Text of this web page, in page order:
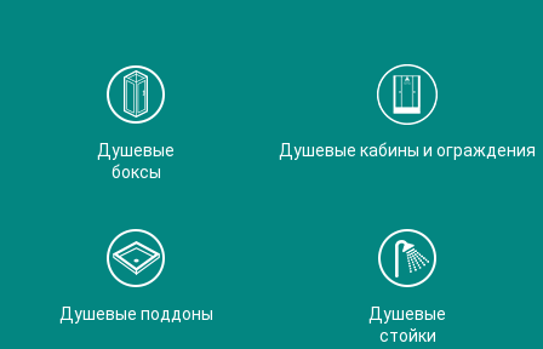
Душевые
боксы
Душевые кабины и ограждения
Душевые поддоны
Душевые
стойки